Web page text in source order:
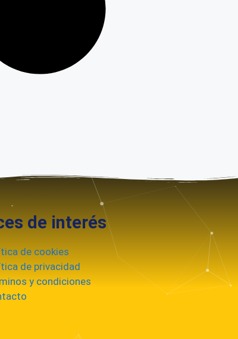
de interés
de cookies
de privacidad
y condiciones